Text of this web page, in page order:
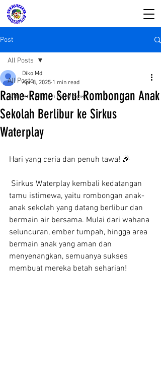
SIRKUS WATERPLAY
& Almeera Mom n
Baby Spa
Reservasi dan Informasi:
Post
All Posts
Almeera Mom n Baby Spa
All Posts
Rame-Rame Seru! Rombongan Anak
Sekolah Berlibur ke Sirkus
Waterplay
Diko Md
Apr 8, 2025 1 min read
Hari yang ceria dan penuh tawa! 🎉
tamu istimewa, yaitu rombongan anak-
anak sekolah yang datang berlibur dan
bermain air bersama. Mulai dari wahana
seluncuran, ember tumpah, hingga area
bermain anak yang aman dan
menyenangkan, semuanya sukses
membuat mereka betah seharian!